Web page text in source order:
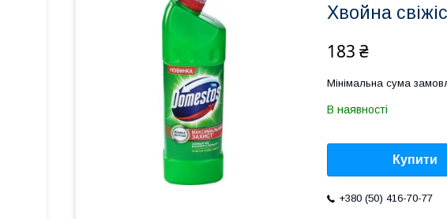
Хвойна
183 ₴
Мінімальна сума
В наявності
Купити
+380 (50) 416-70-77